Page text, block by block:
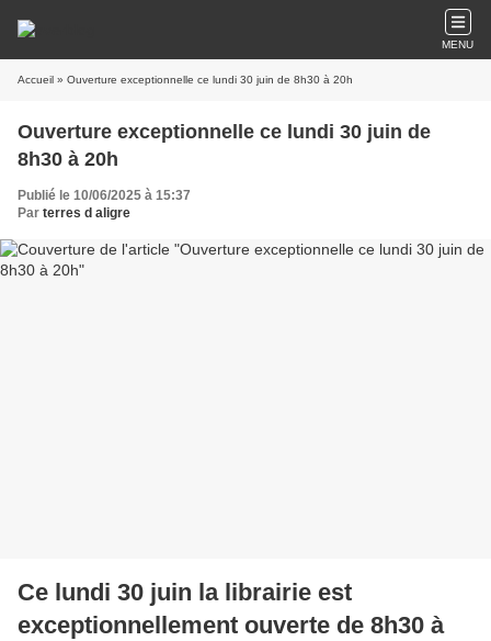
MENU
Accueil » Ouverture exceptionnelle ce lundi 30 juin de 8h30 à 20h
Ouverture exceptionnelle ce lundi 30 juin de
8h30 à 20h
Publié le 10/06/2025 à 15:37
Par terres d aligre
Ce lundi 30 juin la librairie est
exceptionnellement ouverte de 8h30 à